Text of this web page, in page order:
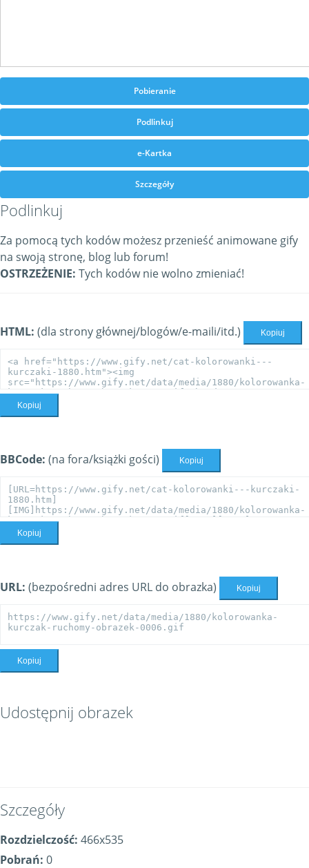
Pobieranie
Podlinkuj
e-Kartka
Szczegóły
Podlinkuj
Za pomocą tych kodów możesz przenieść animowane gify
na swoją stronę, blog lub forum!
OSTRZEŻENIE: Tych kodów nie wolno zmieniać!
HTML: (dla strony głównej/blogów/e-maili/itd.) Kopiuj
Kopiuj
BBCode: (na fora/książki gości) Kopiuj
Kopiuj
URL: (bezpośredni adres URL do obrazka) Kopiuj
Kopiuj
Udostępnij obrazek
Szczegóły
Rozdzielczość: 466x535
Pobrań: 0